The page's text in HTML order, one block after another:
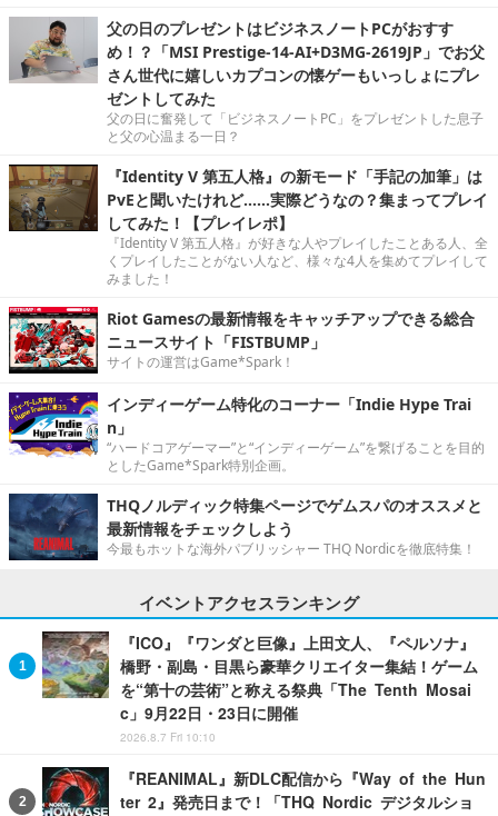
父の日のプレゼントはビジネスノートPCがおすす
め！？「MSI Prestige-14-AI+D3MG-2619JP」でお父
さん世代に嬉しいカプコンの懐ゲーもいっしょにプレ
ゼントしてみた
父の日に奮発して「ビジネスノートPC」をプレゼントした息子
と父の心温まる一日？
『Identity V 第五人格』の新モード「手記の加筆」は
PvEと聞いたけれど……実際どうなの？集まってプレイ
してみた！【プレイレポ】
『Identity V 第五人格』が好きな人やプレイしたことある人、全
くプレイしたことがない人など、様々な4人を集めてプレイして
みました！
Riot Gamesの最新情報をキャッチアップできる総合
ニュースサイト「FISTBUMP」
サイトの運営はGame*Spark！
インディーゲーム特化のコーナー「Indie Hype Trai
n」
“ハードコアゲーマー”と“インディーゲーム”を繋げることを目的
としたGame*Spark特別企画。
THQノルディック特集ページでゲムスパのオススメと
最新情報をチェックしよう
今最もホットな海外パブリッシャー THQ Nordicを徹底特集！
イベントアクセスランキング
『ICO』『ワンダと巨像』上田文人、『ペルソナ』
橋野・副島・目黒ら豪華クリエイター集結！ゲーム
を“第十の芸術”と称える祭典「The Tenth Mosai
c」9月22日・23日に開催
2026.8.7 Fri 10:10
『REANIMAL』新DLC配信から『Way of the Hun
ter 2』発売日まで！「THQ Nordic デジタルショ